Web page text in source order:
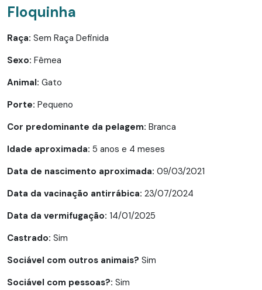
Floquinha
Raça: Sem Raça Definida
Sexo: Fêmea
Animal: Gato
Porte: Pequeno
Cor predominante da pelagem: Branca
Idade aproximada: 5 anos e 4 meses
Data de nascimento aproximada: 09/03/2021
Data da vacinação antirrábica: 23/07/2024
Data da vermifugação: 14/01/2025
Castrado: Sim
Sociável com outros animais? Sim
Sociável com pessoas?: Sim